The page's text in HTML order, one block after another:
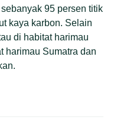
95 persen titik
kaya karbon. Selain
di habitat harimau
harimau Sumatra dan